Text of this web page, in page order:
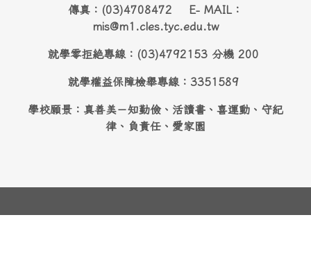
傳真：(03)4708472 E- MAIL：
mis@m1.cles.tyc.edu.tw
就學零拒絶專線：(03)4792153 分機 200
就學權益保障檢舉專線：3351589
學校願景：真善美－知勤儉、活讀書、喜運動、守紀
律、負責任、愛家園